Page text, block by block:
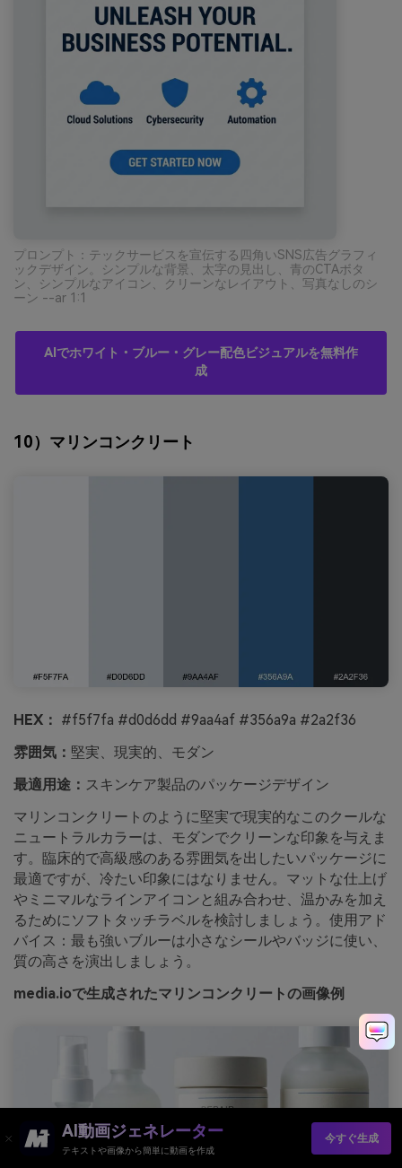
プロンプト：テックサービスを宣伝する四角いSNS広告グラフィ
ックデザイン。シンプルな背景、太字の見出し、青のCTAボタ
ン、シンプルなアイコン、クリーンなレイアウト、写真なしのシ
ーン --ar 1:1
AIでホワイト・ブルー・グレー配色ビジュアルを無料作
成
10）マリンコンクリート
HEX： #f5f7fa #d0d6dd #9aa4af #356a9a #2a2f36
雰囲気： 堅実、現実的、モダン
最適用途： スキンケア製品のパッケージデザイン
マリンコンクリートのように堅実で現実的なこのクールな
ニュートラルカラーは、モダンでクリーンな印象を与えま
す。臨床的で高級感のある雰囲気を出したいパッケージに
最適ですが、冷たい印象にはなりません。マットな仕上げ
やミニマルなラインアイコンと組み合わせ、温かみを加え
るためにソフトタッチラベルを検討しましょう。使用アド
バイス：最も強いブルーは小さなシールやバッジに使い、
質の高さを演出しましょう。
media.ioで生成されたマリンコンクリートの画像例
AI動画ジェネレーター
テキストや画像から簡単に動画を作成
今すぐ生成